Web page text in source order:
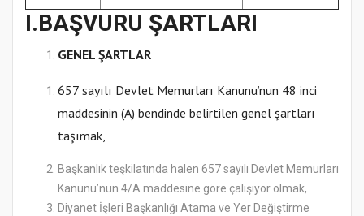
I.BAŞVURU ŞARTLARI
GENEL ŞARTLAR
657 sayılı Devlet Memurları Kanunu’nun 48 inci
maddesinin (A) bendinde belirtilen genel şartları
taşımak,
Başkanlık teşkilatında halen 657 sayılı Devlet Memurları
Kanunu’nun 4/A maddesine göre çalışıyor olmak,
Diyanet İşleri Başkanlığı Atama ve Yer Değiştirme